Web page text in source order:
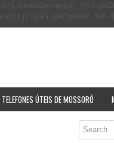
TELEFONES ÚTEIS DE MOSSORÓ